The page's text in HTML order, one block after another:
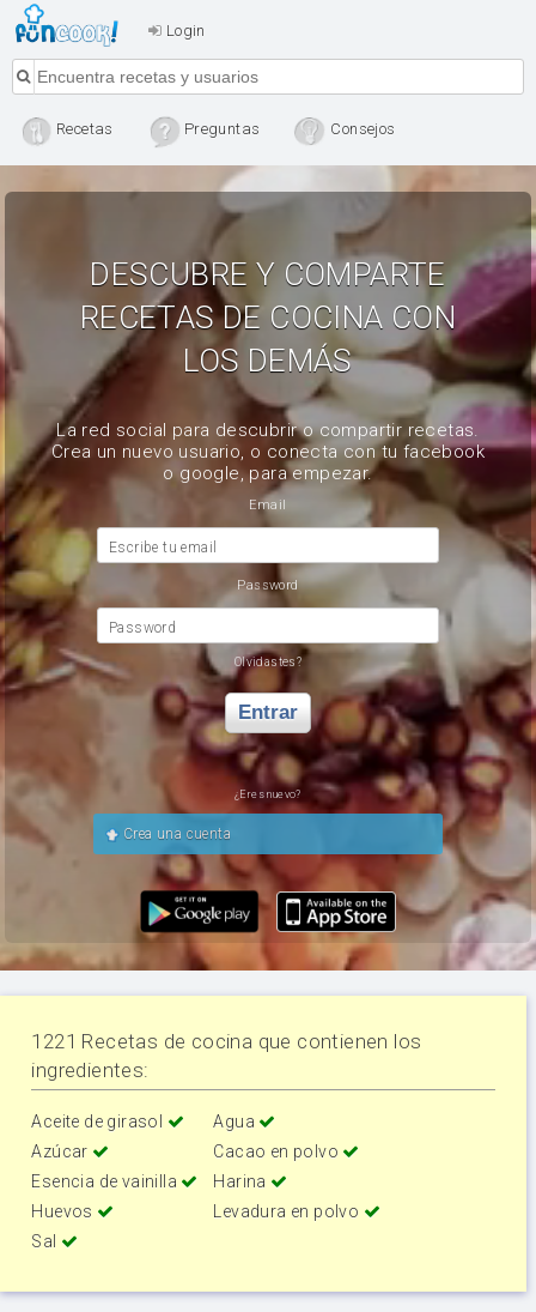
Login
Recetas Preguntas Consejos
DESCUBRE Y COMPARTE
RECETAS DE COCINA CON
LOS DEMÁS
La red social para descubrir o compartir recetas.
Crea un nuevo usuario, o conecta con tu facebook
o google, para empezar.
Email
Escribe tu email
Password
Password
Olvidastes?
Entrar
¿Eres nuevo?
Crea una cuenta
1221 Recetas de cocina que contienen los
ingredientes:
Aceite de girasol
Agua
Azúcar
Cacao en polvo
Esencia de vainilla
Harina
Huevos
Levadura en polvo
Sal